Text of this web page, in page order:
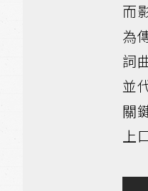
而
為
詞
並
關
上